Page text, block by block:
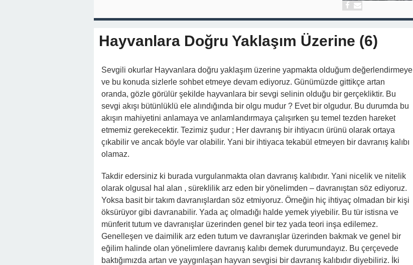
Hayvanlara Doğru Yaklaşım Üzerine (6)
Sevgili okurlar Hayvanlara doğru yaklaşım üzerine yapmakta olduğum değerlendirmeye
ve bu konuda sizlerle sohbet etmeye devam ediyoruz. Günümüzde gittikçe artan
oranda, gözle görülür şekilde hayvanlara bir sevgi selinin olduğu bir gerçekliktir. Bu
sevgi akışı bütünlüklü ele alındığında bir olgu mudur ? Evet bir olgudur. Bu durumda bu
akışın mahiyetini anlamaya ve anlamlandırmaya çalışırken şu temel tezden hareket
etmemiz gerekecektir. Tezimiz şudur ; Her davranış bir ihtiyacın ürünü olarak ortaya
çıkabilir ve ancak böyle var olabilir. Yani bir ihtiyaca tekabül etmeyen bir davranış kalıbı
olamaz.
Takdir edersiniz ki burada vurgulanmakta olan davranış kalıbıdır. Yani nicelik ve nitelik
olarak olgusal hal alan , süreklilik arz eden bir yönelimden – davranıştan söz ediyoruz.
Yoksa basit bir takım davranışlardan söz etmiyoruz. Örneğin hiç ihtiyaç olmadan bir kişi
öksürüyor gibi davranabilir. Yada aç olmadığı halde yemek yiyebilir. Bu tür istisna ve
münferit tutum ve davranışlar üzerinden genel bir tez yada teori inşa edilemez.
Genelleşen ve daimilik arz eden tutum ve davranışlar üzerinden bakmak ve genel bir
eğilim halinde olan yönelimlere davranış kalıbı demek durumundayız. Bu çerçevede
baktığımızda artan ve yaygınlaşan hayvan sevgisi bir davranış kalıbıdır diyebiliriz. İki